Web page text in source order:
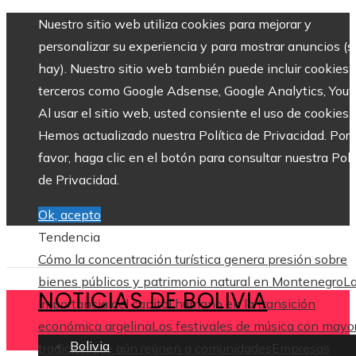
Nuestro sitio web utiliza cookies para mejorar y
personalizar su experiencia y para mostrar anuncios
hay). Nuestro sitio web también puede incluir cookies
terceros como Google Adsense, Google Analytics,
Al usar el sitio web, usted consiente el uso de cookies.
Hemos actualizado nuestra Política de Privacidad. Por
favor, haga clic en el botón para consultar nuestra
de Privacidad.
Ok, acepto
Tendencia
Cómo la concentración turística genera presión sobre
bienes públicos y patrimonio natural en Montenegro
importancia del capital humano en la transición
económica argelinaLos festivales de música con
tradición que aún reúnen a comunidades
Empresas
NOTICIAS DE BOLIVIA
Bolivia